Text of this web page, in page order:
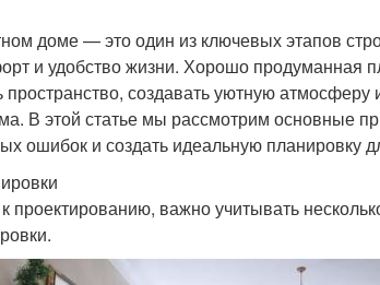
доме — это один из ключевых этапов
и удобство жизни. Хорошо продуманная
создавать уютную атмосферу
В этой статье мы рассмотрим основные
ошибок и создать идеальную планировку
проектированию, важно учитывать